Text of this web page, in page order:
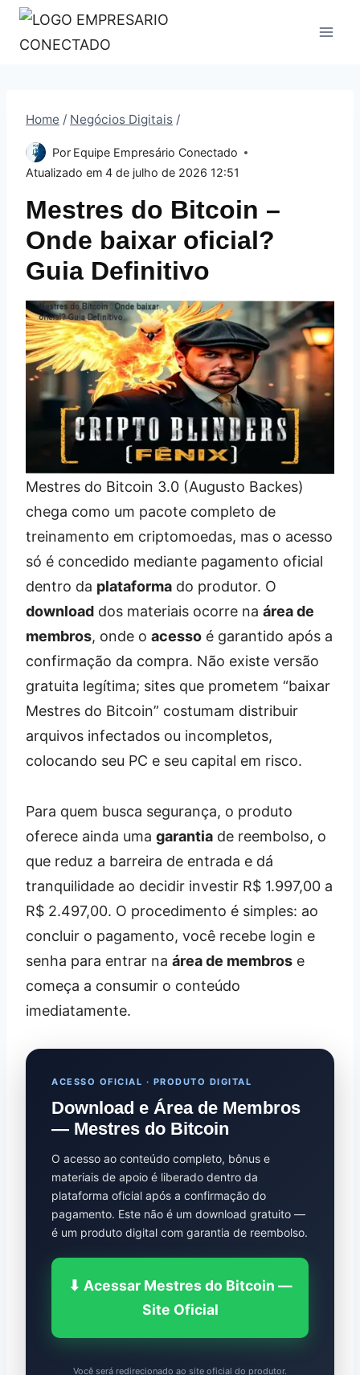
Pular
para
Home / Negócios Digitais /
Por Equipe Empresário Conectado
Atualizado em 4 de julho de 2026 12:51
Mestres do Bitcoin –
Onde baixar oficial?
Guia Definitivo
Mestres do Bitcoin 3.0 (Augusto Backes)
chega como um pacote completo de
treinamento em criptomoedas, mas o acesso
só é concedido mediante pagamento oficial
dentro da plataforma do produtor. O
download dos materiais ocorre na área de
membros, onde o acesso é garantido após a
confirmação da compra. Não existe versão
gratuita legítima; sites que prometem “baixar
Mestres do Bitcoin” costumam distribuir
arquivos infectados ou incompletos,
colocando seu PC e seu capital em risco.
Para quem busca segurança, o produto
oferece ainda uma garantia de reembolso, o
que reduz a barreira de entrada e dá
tranquilidade ao decidir investir R$ 1.997,00 a
R$ 2.497,00. O procedimento é simples: ao
concluir o pagamento, você recebe login e
senha para entrar na área de membros e
começa a consumir o conteúdo
imediatamente.
ACESSO OFICIAL · PRODUTO DIGITAL
Download e Área de Membros
— Mestres do Bitcoin
O acesso ao conteúdo completo, bônus e
materiais de apoio é liberado dentro da
plataforma oficial após a confirmação do
pagamento. Este não é um download gratuito —
é um produto digital com garantia de reembolso.
⬇ Acessar Mestres do Bitcoin —
Site Oficial
Você será redirecionado ao site oficial do produtor.